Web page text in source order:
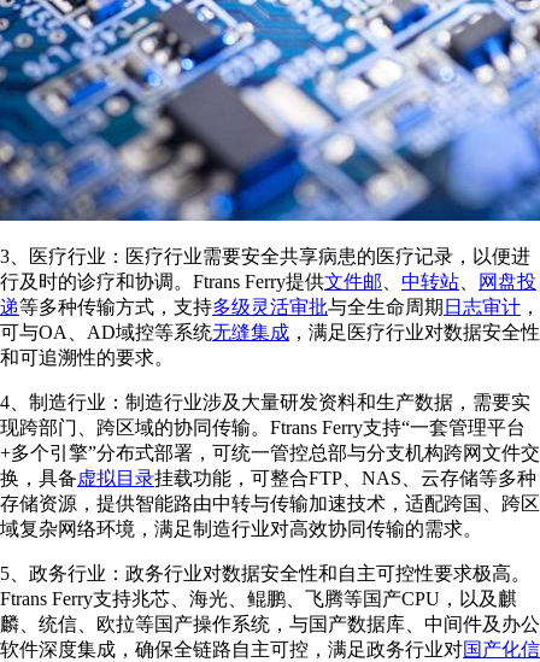
3、医疗行业：医疗行业需要安全共享病患的医疗记录，以便进
行及时的诊疗和协调。Ftrans Ferry提供文件邮 中转站
网盘投
递等多种传输方式，支持多级灵活审批与全生命周期 日志审计 ，
可与OA、AD域控等系统无缝集成 ，满足医疗行业对数据安全性
和可追溯性的要求。
4、制造行业：制造行业涉及大量研发资料和生产数据，需要实
现跨部门、跨区域的协同传输。Ftrans Ferry支持“一套管理平台
+多个引擎”分布式部署，可统一管控总部与分支机构跨网文件交
换，具备虚拟目录挂载功能，可整合FTP、NAS、云存储等多种
存储资源，提供智能路由中转与传输加速技术，适配跨国、跨区
域复杂网络环境，满足制造行业对高效协同传输的需求。
5、政务行业：政务行业对数据安全性和自主可控性要求极高。
Ftrans Ferry支持兆芯、海光、鲲鹏、飞腾等国产CPU，以及麒
麟、统信、欧拉等国产操作系统，与国产数据库、中间件及办公
软件深度集成，确保全链路自主可控，满足政务行业对国产化信